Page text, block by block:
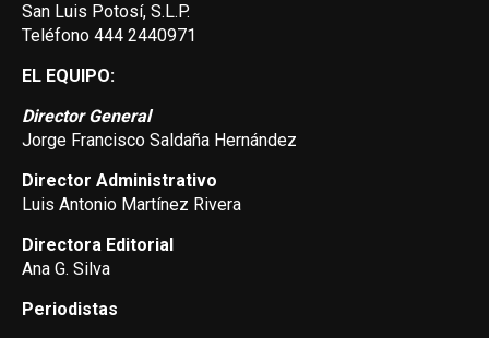
San Luis Potosí, S.L.P.
Teléfono 444 2440971
EL EQUIPO:
Director General
Jorge Francisco Saldaña Hernández
Director Administrativo
Luis Antonio Martínez Rivera
Directora Editorial
Ana G. Silva
Periodistas